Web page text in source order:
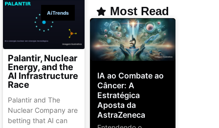
AiTrends
Palantir, Nuclear
Energy, and the
AI Infrastructure
Race
Palantir and The
Nuclear Company are
betting that AI can
Most Read
IA ao Combate ao
Câncer: A
Estratégica
Aposta da
AstraZeneca